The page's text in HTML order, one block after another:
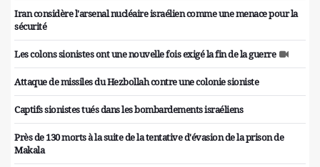
Iran considère l'arsenal nucléaire israélien comme une menace pour la
sécurité
Les colons sionistes ont une nouvelle fois exigé la fin de la guerre
Attaque de missiles du Hezbollah contre une colonie sioniste
Captifs sionistes tués dans les bombardements israéliens
Près de 130 morts à la suite de la tentative d'évasion de la prison de
Makala